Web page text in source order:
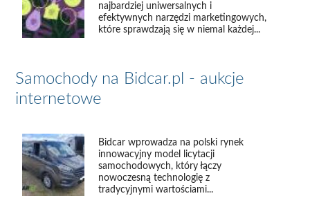
najbardziej uniwersalnych i
efektywnych narzędzi marketingowych,
które sprawdzają się w niemal każdej...
Samochody na Bidcar.pl - aukcje
internetowe
Bidcar wprowadza na polski rynek
innowacyjny model licytacji
samochodowych, który łączy
nowoczesną technologię z
tradycyjnymi wartościami...